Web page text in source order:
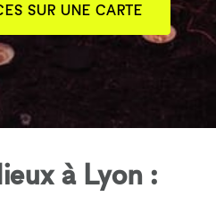
SUR UNE CARTE
à Lyon :